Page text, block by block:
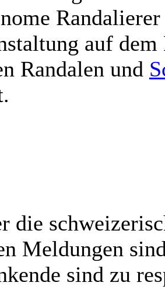
auf
Randalen und
die
Meldungen
sind zu